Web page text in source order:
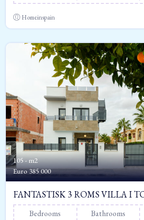
Homeinspain
105 - m2
Euro385 000
FANTASTISK 3 ROMS VILLA I
Bedrooms Bathrooms